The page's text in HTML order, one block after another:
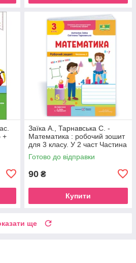
+
Заїка А., Тарнавська С. -
Математика : робочий зошит
для 3 класу. У 2 част Частина
1 ( до підруч. А. Заїки, С.
Тарнавської )
Готово до відправки
90 ₴
Купити
ще